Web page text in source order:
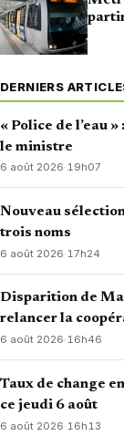
DERNIERS
« Police de l’eau
le ministre
6 août 2026·19h07
Nouveau
trois noms
6 août 2026· 17h24
Disparition de
relancer la
6 août 2026·16h46
Taux de change
ce jeudi 6 août
6 août 2026· 16h13